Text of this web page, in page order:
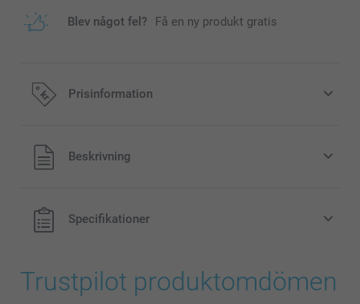
Blev något fel? Få en ny produkt gratis
Prisinformation
Alla priser är i svenska kronor (SEK), inklusive moms och
exklusive porto.
Beskrivning
Specifikationer
Trustpilot produktomdömen